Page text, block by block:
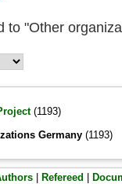
to "Other
(1193)
Germany (1193)
| Refereed